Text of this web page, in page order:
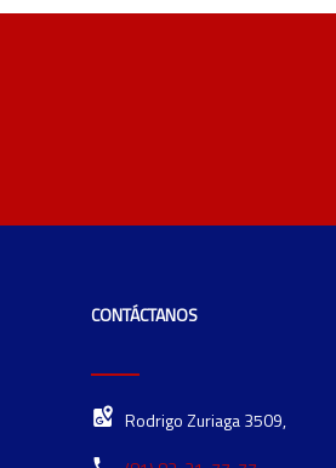
CONTÁCTANOS
Rodrigo Zuriaga 3509,